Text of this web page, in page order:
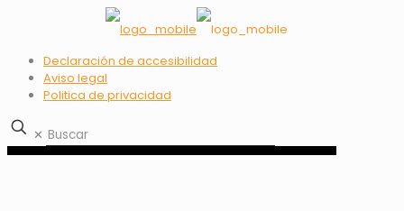
Declaración de accesibilidad
Aviso legal
Politica de privacidad
✕